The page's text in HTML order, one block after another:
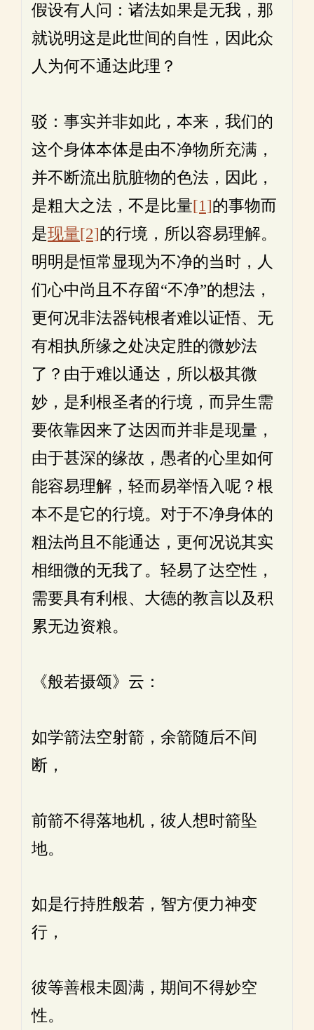
假设有人问：诸法如果是无我，那
就说明这是此世间的自性，因此众
人为何不通达此理？
驳：事实并非如此，本来，我们的
这个身体本体是由不净物所充满，
并不断流出肮脏物的色法，因此，
是粗大之法，不是比量[1]的事物而
是现量[2]的行境，所以容易理解。
明明是恒常显现为不净的当时，人
们心中尚且不存留“不净”的想法，
更何况非法器钝根者难以证悟、无
有相执所缘之处决定胜的微妙法
了？由于难以通达，所以极其微
妙，是利根圣者的行境，而异生需
要依靠因来了达因而并非是现量，
由于甚深的缘故，愚者的心里如何
能容易理解，轻而易举悟入呢？根
本不是它的行境。对于不净身体的
粗法尚且不能通达，更何况说其实
相细微的无我了。轻易了达空性，
需要具有利根、大德的教言以及积
累无边资粮。
《般若摄颂》云：
如学箭法空射箭，余箭随后不间
断，
前箭不得落地机，彼人想时箭坠
地。
如是行持胜般若，智方便力神变
行，
彼等善根未圆满，期间不得妙空
性。